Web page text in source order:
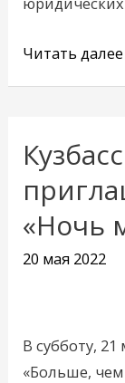
лесу
Читать далее
«Ночь
20 мая 2022
В субботу,
«Больше, чем
Кузбассовцев
приглашают
посетить
«Ночь
музеев